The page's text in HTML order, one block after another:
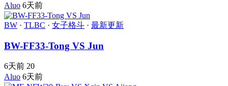
Aluo 6天前
BW · TLBC · 女子格斗 · 最新更新
BW-FF33-Tong VS Jun
6天前 20
Aluo 6天前